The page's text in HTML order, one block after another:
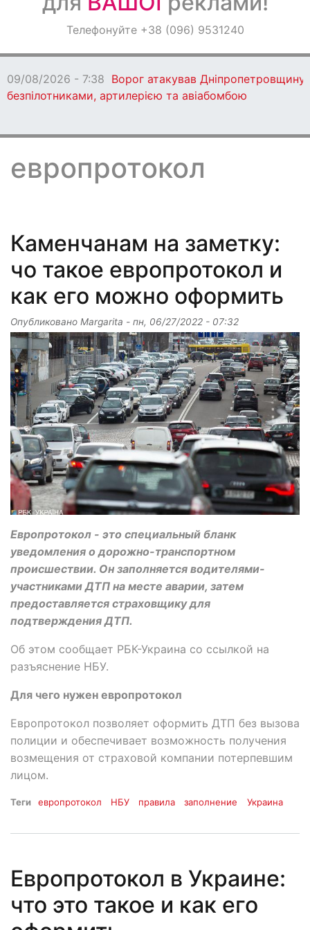
ОголошенняТелефонуйте +38 (096) 9531240
09/08/2026 - 7:38 Ворог атакував Дніпропетровщину
безпілотниками, артилерією та авіабомбою
европротокол
Каменчанам на заметку:
чо такое европротокол и
как его можно оформить
Опубликовано Margarita - пн, 06/27/2022 - 07:32
Европротокол - это специальный бланк
уведомления о дорожно-транспортном
происшествии. Он заполняется водителями-
участниками ДТП на месте аварии, затем
предоставляется страховщику для
подтверждения ДТП.
Об этом сообщает РБК-Украина со ссылкой на
разъяснение НБУ.
Для чего нужен европротокол
Европротокол позволяет оформить ДТП без вызова
полиции и обеспечивает возможность получения
возмещения от страховой компании потерпевшим
лицом.
Теги европротокол НБУ правила заполнение Украина
Европротокол в Украине:
что это такое и как его